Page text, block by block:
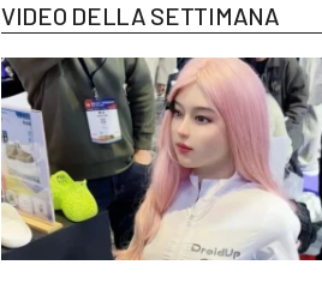
VIDEO DELLA SETTIMANA